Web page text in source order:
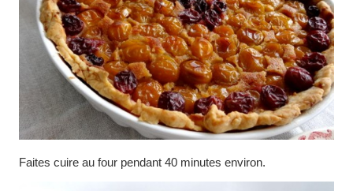
Faites cuire au four pendant 40 minutes environ.